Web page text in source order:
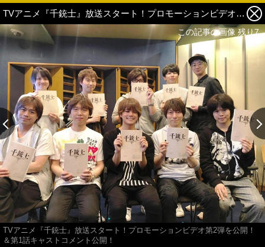
TVアニメ『千銃士』放送スタート！プロモーションビデオ第2弾を公開！＆第1話キャストコメント公開！ 7枚目の写真・画像
TVアニメ『千銃士』放送スタート！プロモーションビデオ第2弾を公開！
＆第1話キャストコメント公開！
この記事の画像 残り7